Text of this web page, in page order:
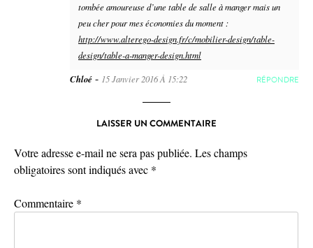
tombée amoureuse d’une table de salle à manger mais un
peu cher pour mes économies du moment :
http://www.alterego-design.fr/c/mobilier-design/table-
design/table-a-manger-design.html
Chloé - 15 Janvier 2016 À 15:22 RÉPONDRE
LAISSER UN COMMENTAIRE
Votre adresse e-mail ne sera pas publiée. Les champs
obligatoires sont indiqués avec *
Commentaire *